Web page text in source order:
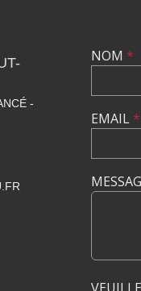
-
NOM *
EMAIL*